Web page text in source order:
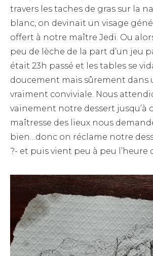
travers les taches de gras sur la
blanc, on devinait un visage
offert à notre maître Jedi. Ou
peu de lèche de la part d’un jeu
était 23h passé et les tables se
doucement mais sûrement dans
vraiment conviviale. Nous
vainement notre dessert jusqu’à
maîtresse des lieux nous
bien…donc on réclame notre
?- et puis vient peu à peu l’heure